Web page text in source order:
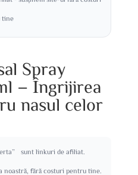
tine
Spray
– Îngrijirea
nasul celor
sunt linkuri de afiliat.
noastră, fără costuri pentru tine.